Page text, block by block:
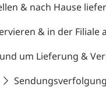
& nach Hause
& in der Filiale
um Lieferung &
Sendungsverfolgung